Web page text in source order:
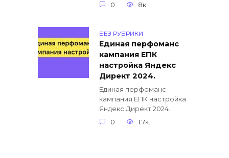
0
8к.
БЕЗ РУБРИКИ
Единая перфоманс
кампания ЕПК
настройка Яндекс
Директ 2024.
Единая перфоманс
кампания ЕПК настройка
Яндекс Директ 2024.
0
1.7к.